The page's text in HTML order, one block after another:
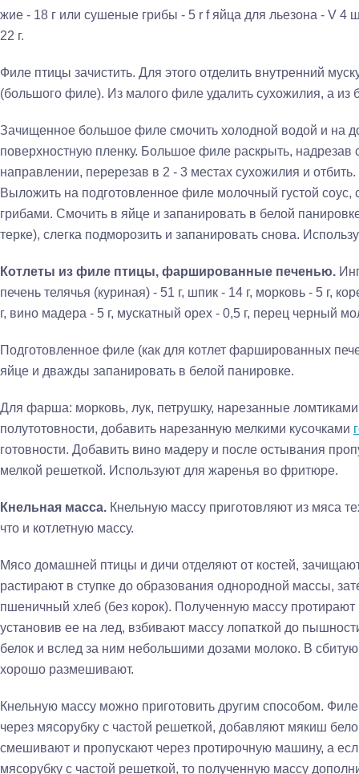
жие - 18 г или сушеные грибы - 5 r f яйца для льезона - V 4
22 г.
Филе птицы зачистить. Для этого отделить внутренний
(большого филе). Из малого филе уда­лить сухожилия, а из
Зачищенное большое филе смочить холодной водой и на
поверхностную пленку. Большое филе раскрыть, надрезав
на­правлении, перерезав в 2 - 3 местах сухожилия и
Выложить на подготовленное филе молочный густой
грибами. Смочить в яйце и запанировать в белой
терке), слегка подморозить и запанировать снова.
Котлеты из филе птицы, фаршированные печенью.
печень телячья (куриная) - 51 г, шпик - 14 г, морковь - 5 г,
г, вино мадера - 5 г, мускатный орех - 0,5 г, перец чер­ный
Подготовленное филе (как для котлет фаршированных
яйце и дважды запанировать в белой панировке.
Для фарша: морковь, лук, петрушку, нарезанные
полутотовности, добавить нарезанную мелкими кусочками
готов­ности. Добавить вино мадеру и после остывания
мелкой решеткой. Используют для жаре­нья во фритюре.
Кнельная масса. Кнельную массу приготовляют из мяса
что и котлетную массу.
Мясо домашней птицы и дичи отделяют от костей,
растирают в ступке до образования однородной массы,
пше­ничный хлеб (без корок). Полученную массу протирают
установив ее на лед, взбивают массу ло­паткой до
белок и вслед за ним небольшими дозами молоко. В
хорошо размешивают.
Кнельную массу можно приготовить другим способом.
через мясорубку с частой ре­шеткой, добавляют мякиш
смешивают и пропускают через протирочную машину, а
мясорубку с частой решеткой, то полу­ченную массу